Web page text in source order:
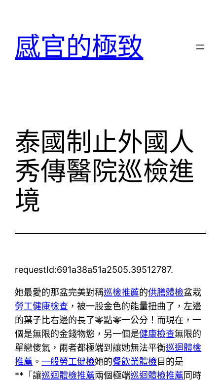
感官的極致
泰國制止外國人
秀傳醫院巡檢進
境
requestId:691a38a51a2505.39512787.
她最愛的那盆完美對稱巡檢推薦的供膳體檢盆栽
勞工健康檢查 ，被一股金色的能量扭曲了，左邊
的葉子比右邊的長了零點零一公分！而現在，一
個是無限的金錢物慾，另一個是健康檢查無限的
單戀傻氣，兩者都極端到讓她無法平衡巡迴體檢
推薦 。一般勞工健檢她的餐飲業體檢目的是
**「讓巡迴體檢推薦兩個極端巡迴體檢推薦同時